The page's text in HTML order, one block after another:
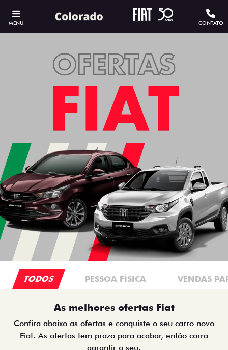
MENU CONTATO
TODOS PESSOA FÍSICA VENDAS
As melhores ofertas Fiat
Confira abaixo as ofertas e conquiste o seu carro novo
Fiat. As ofertas tem prazo para acabar, então corra
garantir o seu.